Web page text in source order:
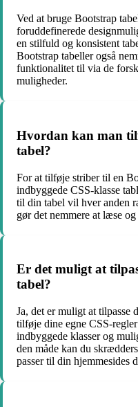
Ved at bruge Bootstrap
foruddefinerede
en stilfuld og konsistent
Bootstrap tabeller også
funktionalitet til via de
muligheder.
Hvordan kan man
tabel?
For at tilføje striber til en
indbyggede CSS-klasse
til din tabel vil hver anden
gør det nemmere at læse
Er det muligt at
tabel?
Ja, det er muligt at tilpasse
tilføje dine egne CSS-
indbyggede klasser og
den måde kan du
passer til din hjemmesides